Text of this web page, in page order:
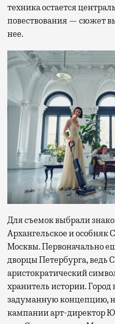
техника остается
повествования — сюжет
нее.
Для съемок выбрали
Архангельское и особняк
Москвы. Первоначально
дворцы Петербурга, ведь
аристократический
хранитель истории. Город
задуманную концепцию,
кампании арт-директор